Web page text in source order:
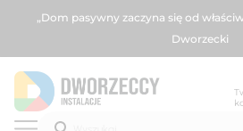
„Dom pasywny zaczyna się od
Dworzecki